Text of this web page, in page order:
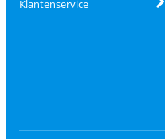
Klantenservice